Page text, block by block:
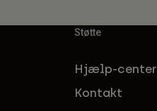
Støtte
Hjælp-center
Kontakt